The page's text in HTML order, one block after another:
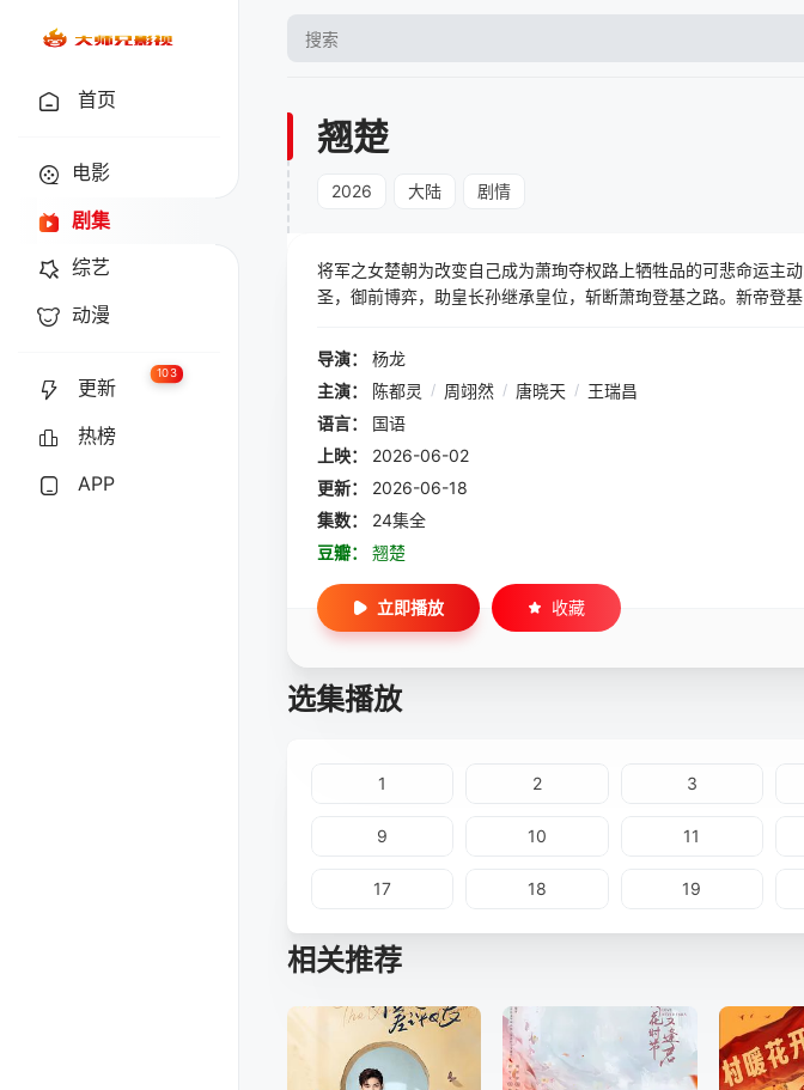
首页
电影
剧集
综艺
动漫
更新
103
热榜
APP
翘楚
2026 大陆 剧情
将军之女楚朝为改变自己成为萧珣夺权路上牺牲品的可悲命运主
圣，御前博弈，助皇长孙继承皇位，斩断萧珣登基之路。新帝登
导演：
杨龙
主演：
陈都灵 / 周翊然 / 唐晓天 / 王瑞昌
语言：
国语
上映：
2026-06-02
更新：
2026-06-18
集数：
24集全
豆瓣：
翘楚
立即播放 收藏
选集播放
1 2 3
9 10 11
17 18 19
相关推荐